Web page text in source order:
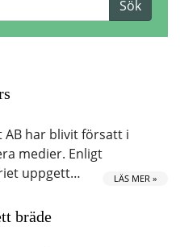
AB har blivit försatt i
medier. Enligt
uppgett…
LÄS MER »
bräde